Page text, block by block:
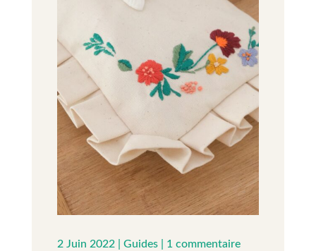
2 Juin 2022| Guides| 1 commentaire